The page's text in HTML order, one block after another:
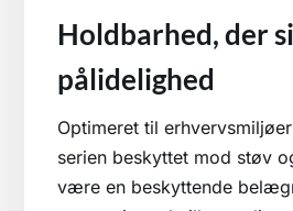
Holdbarhed, der
pålidelighed
Optimeret til
serien beskyttet mod støv
være en beskyttende